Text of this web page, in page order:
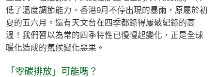
低了溫度調節能力。香港9月不停出現的暴雨，原屬於初
夏的五六月。還有天文台在四季都錄得屢破紀錄的高
溫！我們習以為常的四季特性已慢慢起變化，正是全球
暖化造成的氣候變化惡果。
「零碳排放」可能嗎？